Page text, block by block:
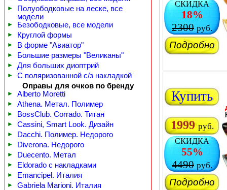
►
Полуободковые на леске, все
модели
► Безободковые, все модели
► Круглой формы
► В форме "Авиатор"
► Большие размеры "Великаны"
► Для больших диоптрий
►
С поляризованной с/з накладкой
Оправы для очков по бренду
► Alberto Moretti
► Athena. Метал. Полимер
► BossClub. Corrado. Титан
► Cassini, Smart Look. Дизайн
► Dacchi. Полимер. Недорого
► Diverona. Недорого
► Duecento. Метал
► Eldorado с накладками
► Emancipel. Италия
► Gabriela Marioni. Италия
СКИДКА
18%
2300 руб.
Подробно
Купить
1999 руб.
СКИДКА
55%
4490 руб.
Подробно